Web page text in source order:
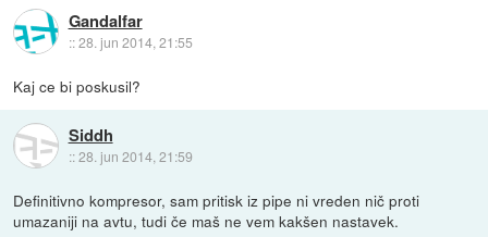
Gandalfar
::28. jun 2014, 21:55
Kaj ce bi poskusil?
Siddh
::28. jun 2014, 21:59
Definitivno kompresor, sam pritisk iz pipe ni vreden nič proti
umazaniji na avtu, tudi če maš ne vem kakšen nastavek.